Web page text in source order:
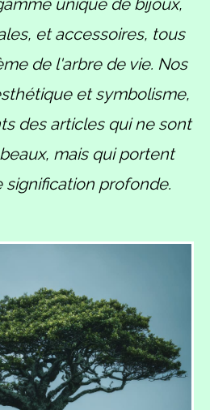
unique de bijoux,
et accessoires, tous
de l'arbre de vie. Nos
et symbolisme,
des articles qui ne sont
mais qui portent
profonde.